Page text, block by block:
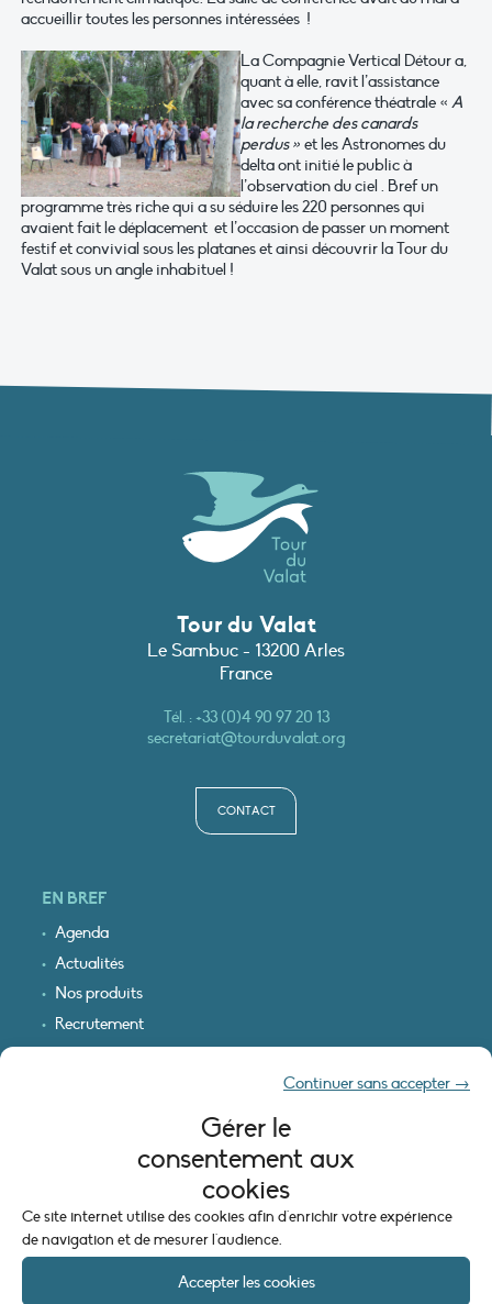
Gérer le
consentement aux
cookies
Ce site internet utilise des cookies afin d'enrichir votre expérience
de navigation et de mesurer l'audience.
Accepter les cookies
Continuer sans accepter →
accueillir toutes les personnes intéressées !
La Compagnie Vertical Détour a,
quant à elle, ravit l’assistance
avec sa conférence théatrale « A
la recherche des canards
perdus » et les Astronomes du
delta ont initié le public à
l’observation du ciel . Bref un
programme très riche qui a su séduire les 220 personnes qui
avaient fait le déplacement et l’occasion de passer un moment
festif et convivial sous les platanes et ainsi découvrir la Tour du
Valat sous un angle inhabituel !
Tour du Valat
Le Sambuc - 13200 Arles
France
Tél. :+33 (0)4 90 97 20 13
secretariat@tourduvalat.org
CONTACT
EN BREF
Agenda
Actualités
Nos produits
Recrutement
INFORMATIONS LÉGALES
Mentions légales
Politique de cookies (UE)